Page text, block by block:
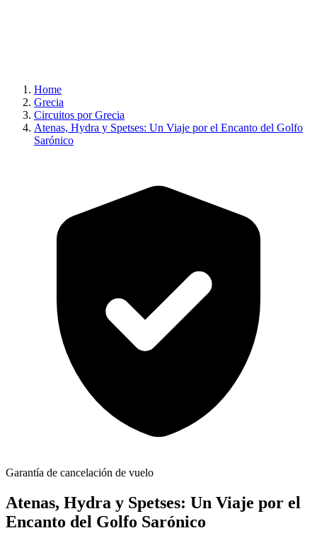
Home
Grecia
Circuitos por Grecia
Atenas, Hydra y Spetses: Un Viaje por el Encanto del Golfo
Sarónico
Garantía de cancelación de vuelo
Atenas, Hydra y Spetses: Un Viaje por el
Encanto del Golfo Sarónico